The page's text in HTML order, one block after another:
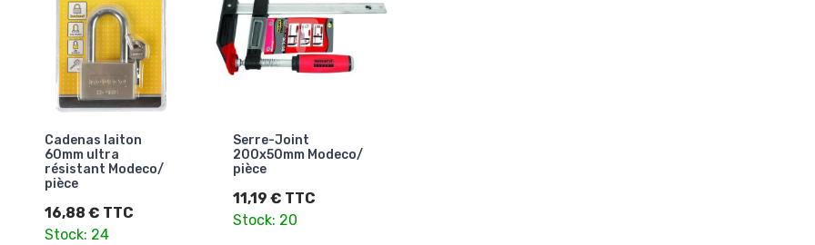
Cadenas laiton
60mm ultra
résistant Modeco/
pièce
16,88 € TTC
Stock: 24
Serre-Joint
200x50mm Modeco/
pièce
11,19 € TTC
Stock: 20